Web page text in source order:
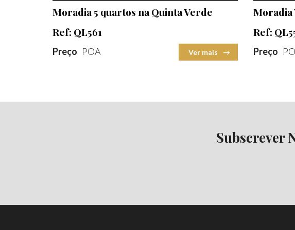
2
Terreno
Moradia 5 quartos na Quinta Verde
Ref: QL561
Ver mais
Preço POA
Moradia
Ref:
Preço
Subscrever